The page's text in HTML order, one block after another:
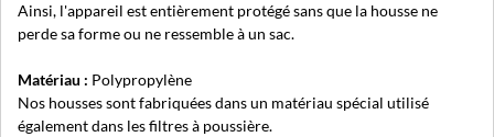
Ainsi, l'appareil est entièrement protégé sans que la housse ne
perde sa forme ou ne ressemble à un sac.
Matériau : Polypropylène
Nos housses sont fabriquées dans un matériau spécial utilisé
également dans les filtres à poussière.